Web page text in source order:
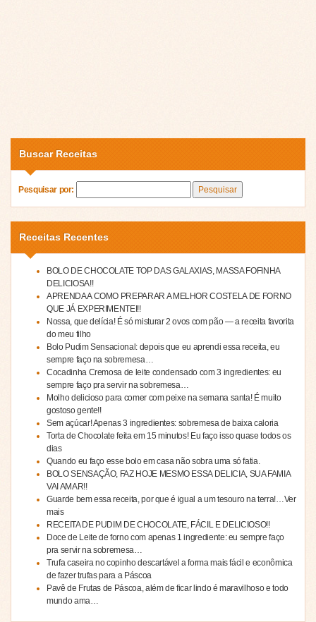
Buscar Receitas
Pesquisar por:
Receitas Recentes
BOLO DE CHOCOLATE TOP DAS GALAXIAS, MASSA FOFINHA
DELICIOSA!!
APRENDA A COMO PREPARAR A MELHOR COSTELA DE FORNO
QUE JÁ EXPERIMENTEI!!
Nossa, que delícia! É só misturar 2 ovos com pão — a receita favorita
do meu filho
Bolo Pudim Sensacional: depois que eu aprendi essa receita, eu
sempre faço na sobremesa…
Cocadinha Cremosa de leite condensado com 3 ingredientes: eu
sempre faço pra servir na sobremesa…
Molho delicioso para comer com peixe na semana santa! É muito
gostoso gente!!
Sem açúcar! Apenas 3 ingredientes: sobremesa de baixa caloria
Torta de Chocolate feita em 15 minutos! Eu faço isso quase todos os
dias
Quando eu faço esse bolo em casa não sobra uma só fatia.
BOLO SENSAÇÃO, FAZ HOJE MESMO ESSA DELICIA, SUA FAMIA
VAI AMAR!!
Guarde bem essa receita, por que é igual a um tesouro na terra!…Ver
mais
RECEITA DE PUDIM DE CHOCOLATE, FÁCIL E DELICIOSO!!
Doce de Leite de forno com apenas 1 ingrediente: eu sempre faço
pra servir na sobremesa…
Trufa caseira no copinho descartável a forma mais fácil e econômica
de fazer trufas para a Páscoa
Pavê de Frutas de Páscoa, além de ficar lindo é maravilhoso e todo
mundo ama…